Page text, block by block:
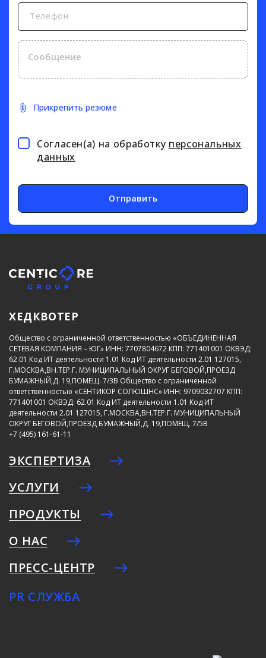
Телефон
Прикрепить резюме
Согласен(а) на обработку персональных
данных
Отправить
ХЕДКВОТЕР
Общество с ограниченной ответственностью «ОБЪЕДИНЕННАЯ
СЕТЕВАЯ КОМПАНИЯ – ЮГ» ИНН: 7707804672 КПП: 771401001 ОКВЭД:
62.01 Код ИТ деятельности 1.01 Код ИТ деятельности 2.01 127015,
Г.МОСКВА,ВН.ТЕР.Г. МУНИЦИПАЛЬНЫЙ ОКРУГ БЕГОВОЙ,ПРОЕЗД
БУМАЖНЫЙ,Д. 19,ПОМЕЩ. 7/3В Общество с ограниченной
ответственностью «СЕНТИКОР СОЛЮШНС» ИНН: 9709032707 КПП:
771401001 ОКВЭД: 62.01 Код ИТ деятельности 1.01 Код ИТ
деятельности 2.01 127015, Г.МОСКВА,ВН.ТЕР.Г. МУНИЦИПАЛЬНЫЙ
ОКРУГ БЕГОВОЙ,ПРОЕЗД БУМАЖНЫЙ,Д. 19,ПОМЕЩ. 7/5В
+7 (495) 161-61-11
ЭКСПЕРТИЗА
УСЛУГИ
ПРОДУКТЫ
О НАС
ПРЕСС-ЦЕНТР
PR СЛУЖБА